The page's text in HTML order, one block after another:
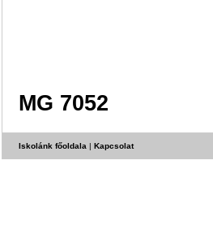
MG 7052
Iskolánk főoldala | Kapcsolat